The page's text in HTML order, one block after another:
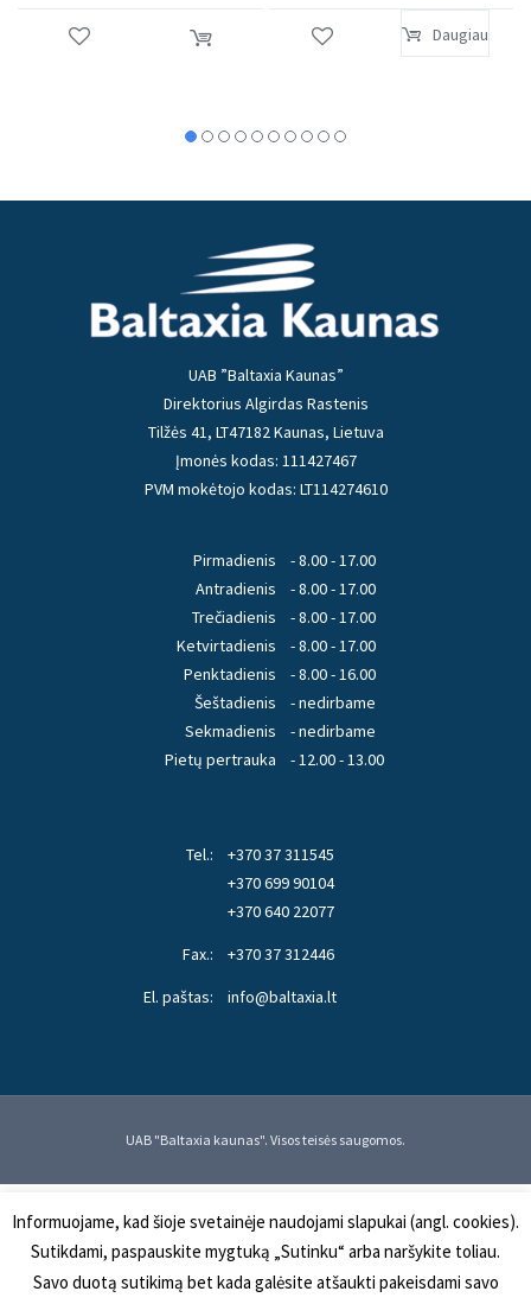
Daugiau
UAB ”Baltaxia Kaunas”
Direktorius Algirdas Rastenis
Tilžės 41, LT47182 Kaunas, Lietuva
Įmonės kodas: 111427467
PVM mokėtojo kodas: LT114274610
Pirmadienis
Antradienis
Trečiadienis
Ketvirtadienis
Penktadienis
Šeštadienis
Sekmadienis
Pietų pertrauka
- 8.00 - 17.00
- 8.00 - 17.00
- 8.00 - 17.00
- 8.00 - 17.00
- 8.00 - 16.00
- nedirbame
- nedirbame
- 12.00 - 13.00
Tel.:
+370 37 311545
+370 699 90104
+370 640 22077
Fax.:
+370 37 312446
El. paštas:
info@baltaxia.lt
UAB "Baltaxia kaunas". Visos teisės saugomos.
Informuojame, kad šioje svetainėje naudojami slapukai (angl. cookies).
Sutikdami, paspauskite mygtuką „Sutinku“ arba naršykite toliau.
Savo duotą sutikimą bet kada galėsite atšaukti pakeisdami savo